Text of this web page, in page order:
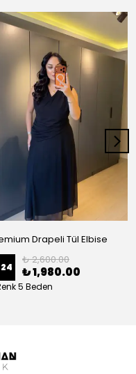
Drapeli Tül Elbise
24
₺ 2,600.00
₺ 1,980.00
5 Beden